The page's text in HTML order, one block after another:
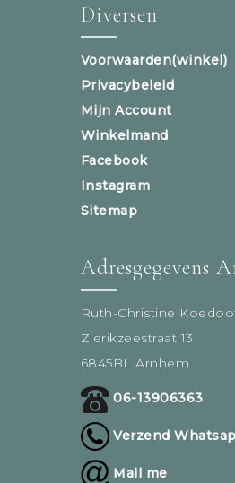
Diversen
Voorwaarden(winkel)
Privacybeleid
Mijn Account
Winkelmand
Facebook
Instagram
Sitemap
Adresgegevens
Ruth-Christine
Zierikzeestraat 13
6845BL Arnhem
06-13906363
Verzend
Mail me